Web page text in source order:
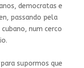
democratas e
passando pela
num cerco
supormos que